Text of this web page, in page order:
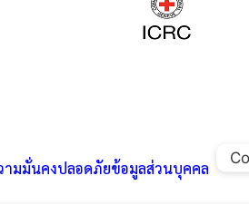
ามมั่นคงปลอดภัยข้อมูลส่วนบุคคล